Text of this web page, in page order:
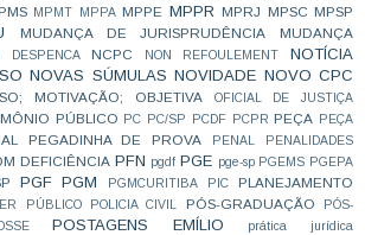
MPMT MPPA MPPE MPPR MPRJ MPSC MPSP
MUDANÇA DE JURISPRUDÊNCIA
MUDANÇA
DESPENCA NCPC NON REFOULEMENT
NOTÍCIA
NOVAS SÚMULAS NOVIDADE NOVO CPC
MOTIVAÇÃO; OBJETIVA OFICIAL DE JUSTIÇA
PÚBLICO PC PC/SP PCDF PCPR PEÇA
PEÇA
PEGADINHA DE PROVA PENAL PENALIDADES
DEFICIÊNCIA PFN pgdf PGE pge-sp PGEMS PGEPA
PGF PGM PGMCURITIBA PIC PLANEJAMENTO
PÚBLICO POLICIA CIVIL PÓS-GRADUAÇÃO
PÓS-
POSTAGENS EMÍLIO prática jurídica